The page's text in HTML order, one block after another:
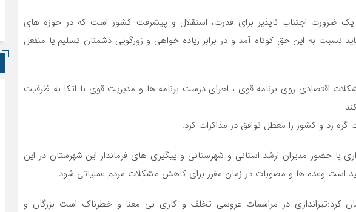
ضرورت‌ اجتناب ناپذیر برای فدرت، استقلال و پیشرفت کشور است که در حوزه‌ های
نسبت به این حق کوتاه آمد و در برابر زیاده خواهی و زورگویی دشمنان تسلیم یا منفعل
اقتصادی روی برنامه قوی ، اجرای درست برنامه ها و مدیریت قوی با اتکا به ظرفیت
گره زد و کشور را معطل توافق در مذاکرات کرد.
با حضور مدیران ارشد استانی و شهرستانی و پیگیری های فرماندار این شهرستان در این
است وعده‌ ها و مصوبات در زمان مقرر برای کاهش مشکلات مردم عملیاتی شود.
کرد:تیراندازی در مراسمات عروسی تخلف و کاری بی معنا و خطرناک است بزرگان و